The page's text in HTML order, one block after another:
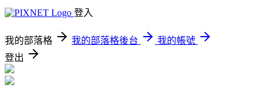
登入
我的部落格 我的部落格後台
我的帳號
登出